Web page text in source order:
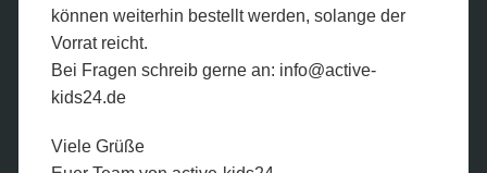
Wir versenden mit
können weiterhin bestellt werden, solange der
Vorrat reicht.
Bei Fragen schreib gerne an: info@active-
kids24.de
Viele Grüße